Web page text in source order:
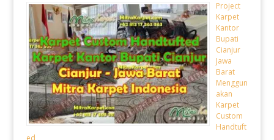
Project
Karpet
Kantor
Bupati
Cianjur
Jawa
Barat
Menggun
akan
Karpet
Custom
Handtuft